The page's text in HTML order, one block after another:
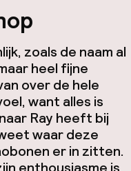
zoals de naam al
heel fijne
over de hele
want alles is
Ray heeft bij
waar deze
er in zitten.